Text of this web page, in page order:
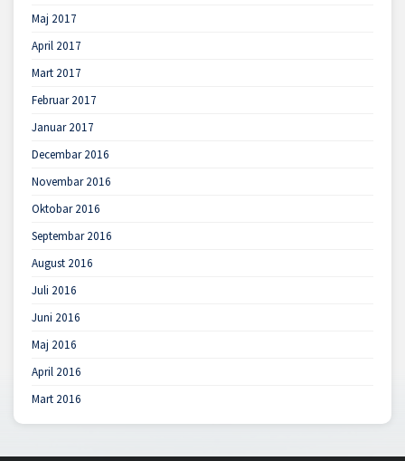
Maj 2017
April 2017
Mart 2017
Februar 2017
Januar 2017
Decembar 2016
Novembar 2016
Oktobar 2016
Septembar 2016
August 2016
Juli 2016
Juni 2016
Maj 2016
April 2016
Mart 2016